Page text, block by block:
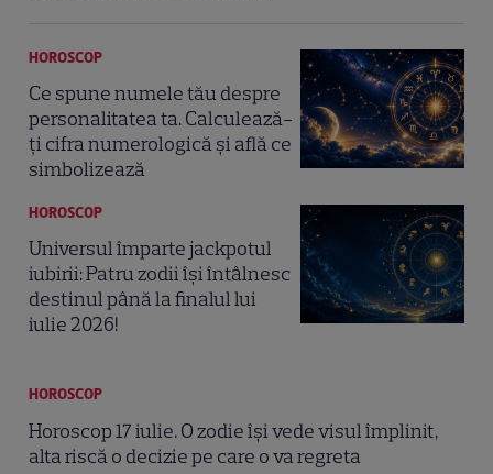
HOROSCOP
Ce spune numele tău despre
personalitatea ta. Calculează-
ți cifra numerologică și află ce
simbolizează
HOROSCOP
Universul împarte jackpotul
iubirii: Patru zodii își întâlnesc
destinul până la finalul lui
iulie 2026!
HOROSCOP
Horoscop 17 iulie. O zodie își vede visul împlinit,
alta riscă o decizie pe care o va regreta